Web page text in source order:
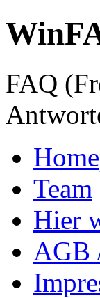
FAQ
Team
Hier
AGB